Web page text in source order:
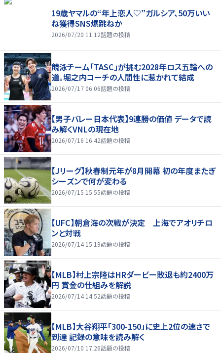
19歳ヤマルの“年上恋人♡”ガルシア、50万いい
ね獲得SNS爆跳ねか
2026/07/20 11:12話題の投稿
競泳チーム「TASC」が挑む2028年ロス五輪への
道。堀之内コーチの人間性に惹かれて結成
2026/07/17 06:06話題の投稿
【男子バレー日本代表】9連勝の価値 データで読
み解くVNLの現在地
2026/07/16 16:42話題の投稿
【Jリーグ】秋春制元年が8月開幕 初の年度またぎ
シーズンで何が変わる
2026/07/15 15:55話題の投稿
【UFC】朝倉海の次戦が決定 上海でアオリチロ
ンと対戦
2026/07/14 15:19話題の投稿
【MLB】村上宗隆はHRダービー敗退も約2400万
円 賞金の仕組みを解説
2026/07/14 14:52話題の投稿
【MLB】大谷翔平「300-150」に史上2位の速さで
到達 記録の意味を読み解く
2026/07/10 17:26話題の投稿